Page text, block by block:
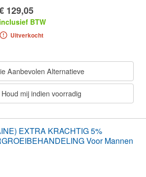
129,05
inclusief BTW
Uitverkocht
Aanbevolen Alternatieve
Houd mij indien voorradig
EXTRA KRACHTIG 5%
Voor Mannen